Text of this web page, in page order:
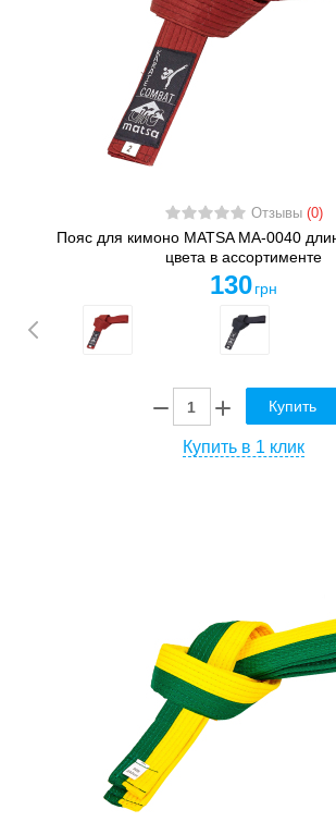
Отзывы (0)
Пояс для кимоно MATSA MA-0040
цвета в ассортименте
130 грн
Купить
Купить в 1 клик